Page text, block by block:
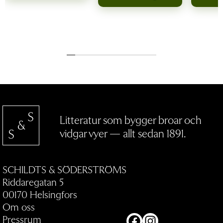
Tidning … ter sig såväl välgörande som
antologin väl genomarbetad, välskriven och
framförallt aktuell. … Att få barn är ingen
självklarhet eller alla människor förunnat.
Barn är en nåd och en gåva som ”man ska
diskuterar med den, håller med och finner
motargument. Skribenterna vill öka
förståelsen för olika slag av barnlöshet.
Iris Backlund, Östra Nyland
Litteratur som bygger broar och
vidgar vyer — allt sedan 1891.
SCHILDTS & SÖDERSTRÖMS
Riddaregatan 5
00170 Helsingfors
Om oss
Pressrum
Facebook
Instagram